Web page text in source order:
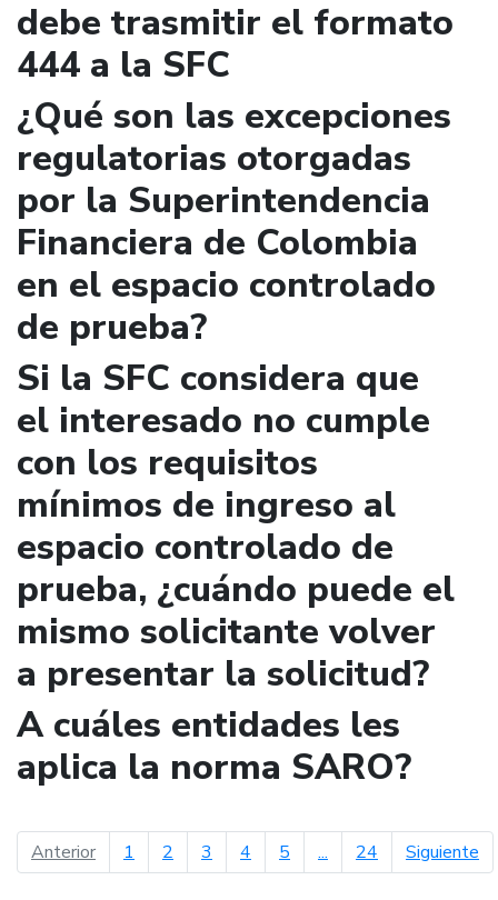
debe trasmitir el formato
444 a la SFC
¿Qué son las excepciones
regulatorias otorgadas
por la Superintendencia
Financiera de Colombia
en el espacio controlado
de prueba?
Si la SFC considera que
el interesado no cumple
con los requisitos
mínimos de ingreso al
espacio controlado de
prueba, ¿cuándo puede el
mismo solicitante volver
a presentar la solicitud?
A cuáles entidades les
aplica la norma SARO?
Anteriorpágina anterior
1 2 3 4 5 ... 24 Siguiente